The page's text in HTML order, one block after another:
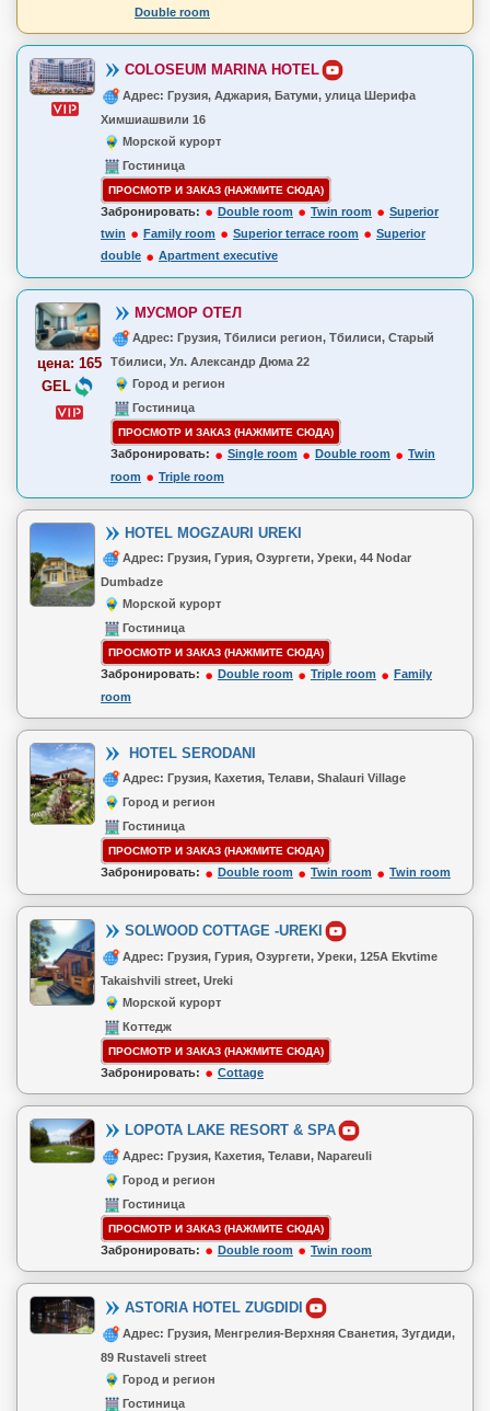
Double room
COLOSEUM MARINA HOTEL
Адрес: Грузия, Аджария, Батуми, улица Шерифа
Химшиашвили 16
Морской курорт
Гостиница
ПРОСМОТР И ЗАКАЗ (НАЖМИТЕ СЮДА)
Забронировать: Double room Twin room
Superior
twin
Family room Superior terrace room
Superior
double
Apartment executive
цена: 165
GEL
МУСМОР ОТЕЛ
Адрес: Грузия, Тбилиси регион, Тбилиси, Старый
Тбилиси, Ул. Александр Дюма 22
Город и регион
Гостиница
ПРОСМОТР И ЗАКАЗ (НАЖМИТЕ СЮДА)
Забронировать: Single room Double room
Twin
room
Triple room
HOTEL MOGZAURI UREKI
Адрес: Грузия, Гурия, Озургети, Уреки, 44 Nodar
Dumbadze
Морской курорт
Гостиница
ПРОСМОТР И ЗАКАЗ (НАЖМИТЕ СЮДА)
Забронировать: Double room Triple room
Family
room
HOTEL SERODANI
Адрес: Грузия, Кахетия, Телави, Shalauri Village
Город и регион
Гостиница
ПРОСМОТР И ЗАКАЗ (НАЖМИТЕ СЮДА)
Забронировать: Double room Twin room Twin room
SOLWOOD COTTAGE -UREKI
Адрес: Грузия, Гурия, Озургети, Уреки, 125A Ekvtime
Takaishvili street, Ureki
Морской курорт
Коттедж
ПРОСМОТР И ЗАКАЗ (НАЖМИТЕ СЮДА)
Забронировать: Cottage
LOPOTA LAKE RESORT & SPA
Адрес: Грузия, Кахетия, Телави, Napareuli
Город и регион
Гостиница
ПРОСМОТР И ЗАКАЗ (НАЖМИТЕ СЮДА)
Забронировать: Double room Twin room
ASTORIA HOTEL ZUGDIDI
Адрес: Грузия, Менгрелия-Верхняя Сванетия, Зугдиди,
89 Rustaveli street
Город и регион
Гостиница